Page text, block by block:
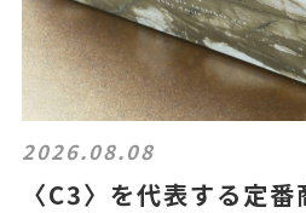
2026.08.08
〈C3〉を代表する定